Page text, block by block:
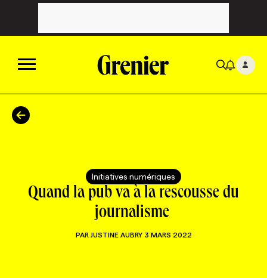
ACTUALITÉS
TOUTES LES CATÉGORIES
CHRONIQUES
TOUTES LES CHRONIQUES
FORFAITS ABONNEMENT
INFOLETTRES
Initiatives numériques
Quand la pub va à la rescousse du
journalisme
PAR JUSTINE AUBRY 3 MARS 2022